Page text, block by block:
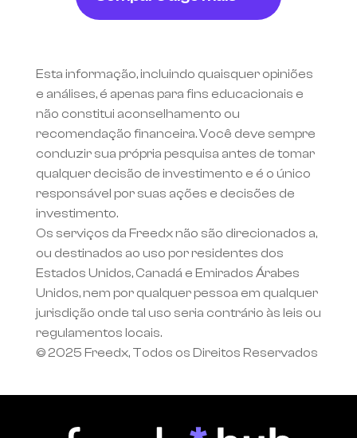
Esta informação, incluindo quaisquer opiniões
e análises, é apenas para fins educacionais e
não constitui aconselhamento ou
recomendação financeira. Você deve sempre
conduzir sua própria pesquisa antes de tomar
qualquer decisão de investimento e é o único
responsável por suas ações e decisões de
investimento.
Os serviços da Freedx não são direcionados a,
ou destinados ao uso por residentes dos
Estados Unidos, Canadá e Emirados Árabes
Unidos, nem por qualquer pessoa em qualquer
jurisdição onde tal uso seria contrário às leis ou
regulamentos locais.
© 2025 Freedx, Todos os Direitos Reservados